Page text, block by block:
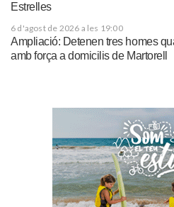
Estrelles
6 d'agost de 2026 a les 19:00
Ampliació: Detenen tres homes
amb força a domicilis de Martorell